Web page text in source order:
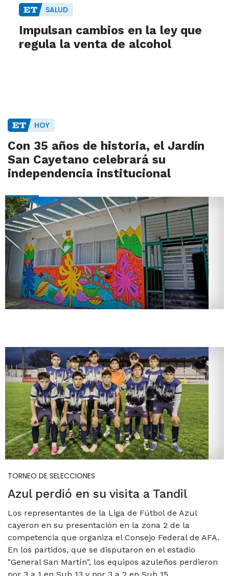
SALUD
Impulsan cambios en la ley que
regula la venta de alcohol
HOY
Con 35 años de historia, el Jardín
San Cayetano celebrará su
independencia institucional
TORNEO DE SELECCIONES
Azul perdió en su visita a Tandil
Los representantes de la Liga de Fútbol de Azul
cayeron en su presentación en la zona 2 de la
competencia que organiza el Consejo Federal de AFA.
En los partidos, que se disputaron en el estadio
"General San Martín", los equipos azuleños perdieron